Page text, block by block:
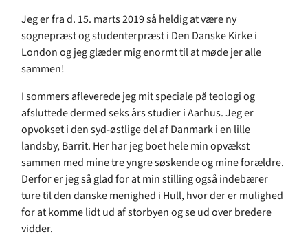
Jeg er fra d. 15. marts 2019 så heldig at være ny
sognepræst og studenterpræst i Den Danske Kirke i
London og jeg glæder mig enormt til at møde jer alle
sammen!
I sommers afleverede jeg mit speciale på teologi og
afsluttede dermed seks års studier i Aarhus. Jeg er
opvokset i den syd-østlige del af Danmark i en lille
landsby, Barrit. Her har jeg boet hele min opvækst
sammen med mine tre yngre søskende og mine forældre.
Derfor er jeg så glad for at min stilling også indebærer
ture til den danske menighed i Hull, hvor der er mulighed
for at komme lidt ud af storbyen og se ud over bredere
vidder.